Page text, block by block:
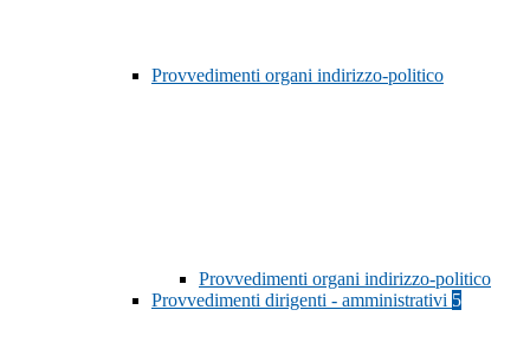
Provvedimenti organi indirizzo-politico
Provvedimenti organi indirizzo-politico
Provvedimenti dirigenti - amministrativi 5